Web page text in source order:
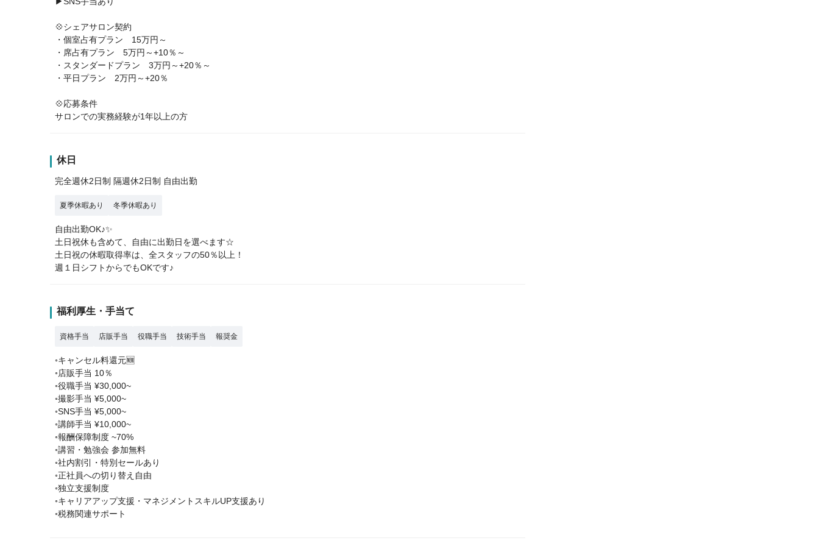
💠シェアサロン契約
・個室占有プラン 15万円～
・席占有プラン 5万円～+10％～
・スタンダードプラン 3万円～+20％～
・平日プラン 2万円～+20％
💠応募条件
サロンでの実務経験が1年以上の方
休日
完全週休2日制 隔週休2日制 自由出勤
夏季休暇あり 冬季休暇あり
自由出勤OK♪✨
土日祝休も含めて、自由に出勤日を選べます☆
土日祝の休暇取得率は、全スタッフの50％以上！
週１日シフトからでもOKです♪
福利厚生・手当て
資格手当 店販手当 役職手当 技術手当 報奨金
◦キャンセル料還元🆕
◦店販手当 10％
◦役職手当 ¥30,000~
◦撮影手当 ¥5,000~
◦SNS手当 ¥5,000~
◦講師手当 ¥10,000~
◦報酬保障制度 ~70%
◦講習・勉強会 参加無料
◦社内割引・特別セールあり
◦正社員への切り替え自由
◦独立支援制度
◦キャリアアップ支援・マネジメントスキルUP支援あり
◦税務関連サポート